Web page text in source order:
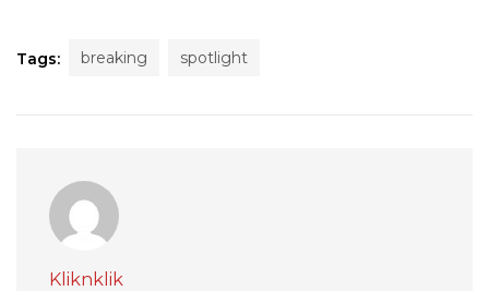
Tags: breaking spotlight
Kliknklik